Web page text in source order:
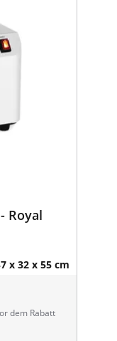
Royal
x 32 x 55 cm
dem Rabatt